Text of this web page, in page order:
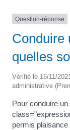
Question-réponse
Conduire
quelles
Vérifié le 16/11/
administrative
Pour conduire
permis